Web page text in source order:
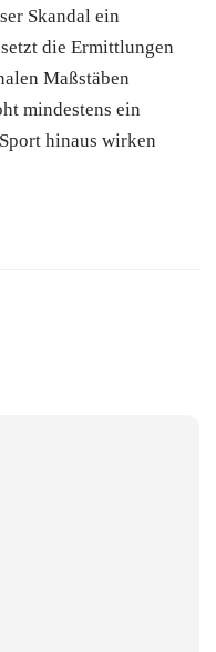
Skandal ein
die Ermittlungen
Maßstäben
mindestens ein
hinaus wirken